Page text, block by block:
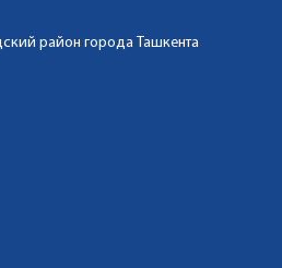
район города Ташкента